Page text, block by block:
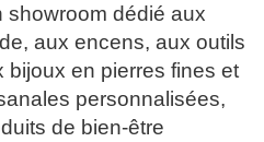
showroom dédié aux
aux encens, aux outils
bijoux en pierres fines et
personnalisées,
de bien-être